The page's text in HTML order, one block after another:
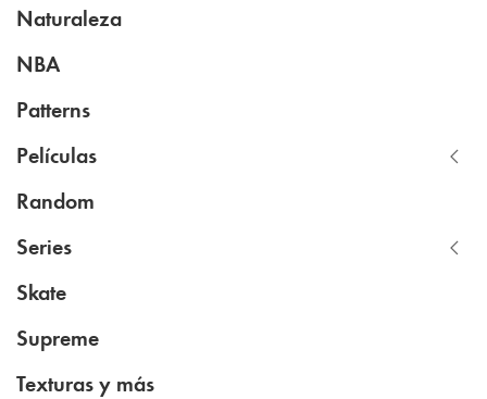
Naturaleza
NBA
Patterns
Películas
Random
Series
Skate
Supreme
Texturas y más